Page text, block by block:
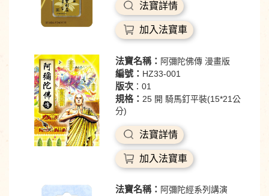
法寶詳情
加入法寶車
法寶名稱： 阿彌陀佛傳 漫畫版
編號： HZ33-001
版次：01
規格： 25 開 騎馬釘平裝(15*21公
分)
法寶詳情
加入法寶車
法寶名稱： 阿彌陀經系列講演